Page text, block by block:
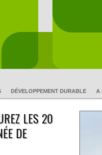
DÉVELOPPEMENT DURABLE A
LES 20
DE